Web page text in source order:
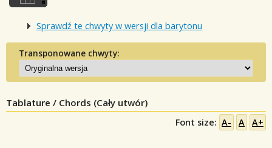
Sprawdź te chwyty w wersji dla barytonu
Transponowane chwyty:
Tablature / Chords (Cały utwór)
Font size: A- A A+